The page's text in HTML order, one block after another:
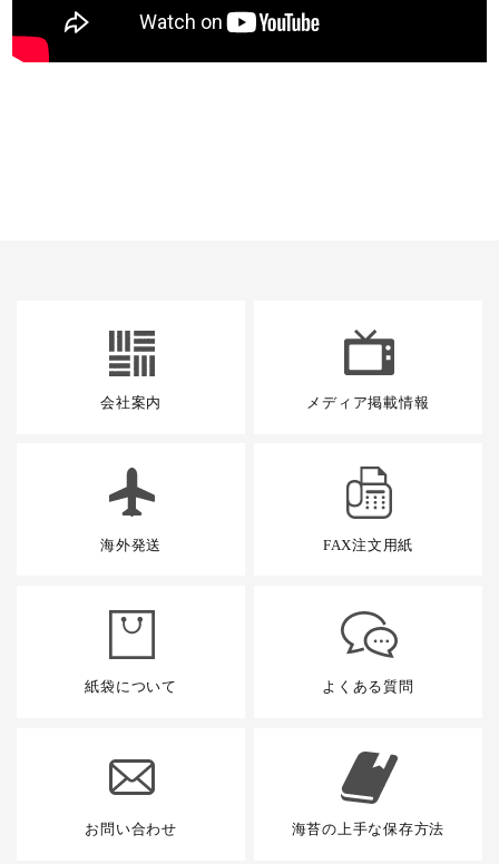
会社案内 メディア掲載情報
海外発送 FAX注文用紙
紙袋について よくある質問
お問い合わせ 海苔の上手な保存方法